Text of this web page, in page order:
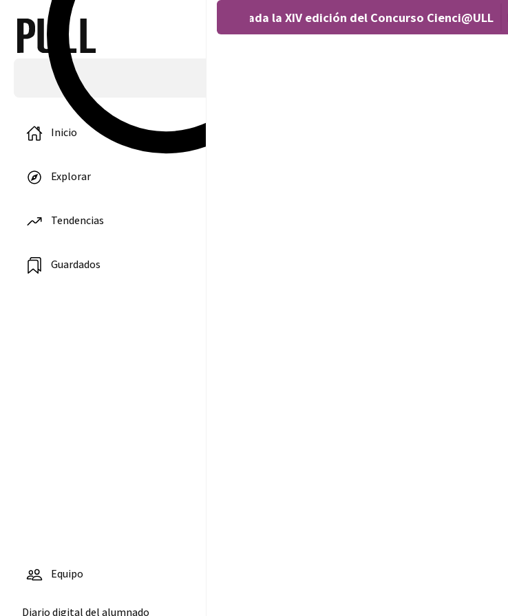
Inicio
Explorar
Tendencias
Guardados
Equipo
Diario digital del alumnado
Covocada la XIV edición del Concurso Cienci@ULL